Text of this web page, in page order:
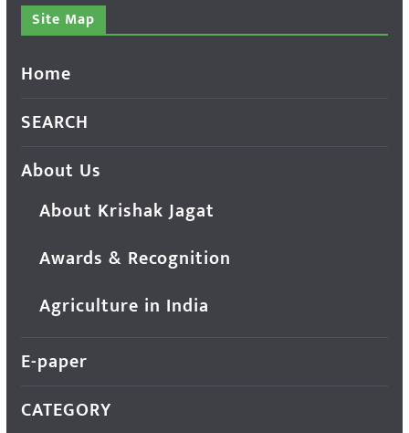
Site Map
Home
SEARCH
About Us
About Krishak Jagat
Awards & Recognition
Agriculture in India
E-paper
CATEGORY